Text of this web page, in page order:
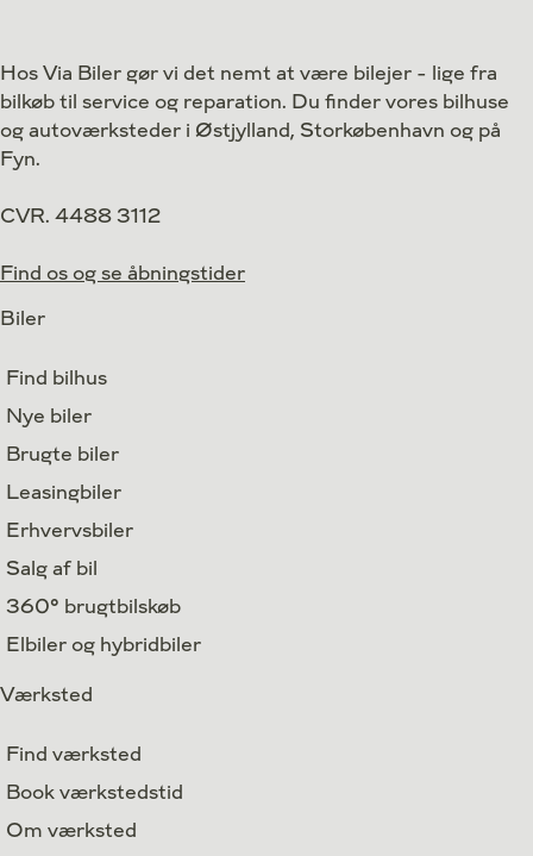
Hos Via Biler gør vi det nemt at være bilejer - lige fra
bilkøb til service og reparation. Du finder vores bilhuse
og autoværksteder i Østjylland, Storkøbenhavn og på
Fyn.
CVR. 4488 3112
Find os og se åbningstider
Biler
Find bilhus
Nye biler
Brugte biler
Leasingbiler
Erhvervsbiler
Salg af bil
360° brugtbilskøb
Elbiler og hybridbiler
Værksted
Find værksted
Book værkstedstid
Om værksted